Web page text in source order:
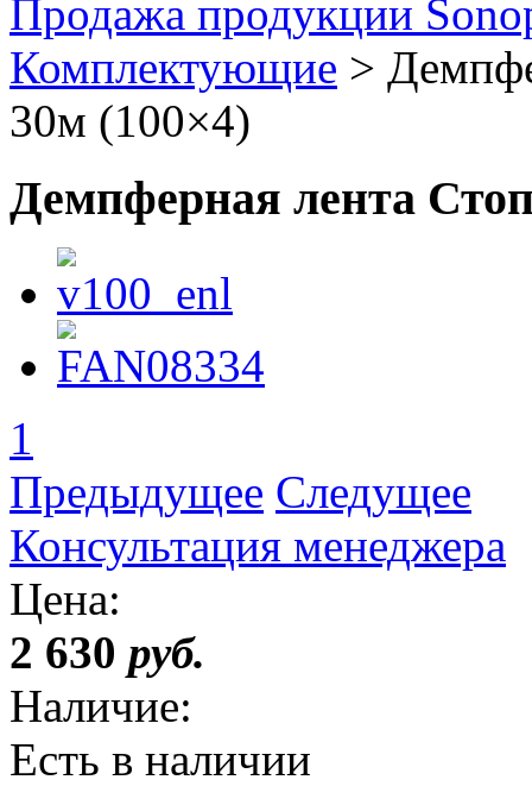
Продажа продукции
Комплектующие >
30м (100×4)
Демпферная лента
1
Предыдущее Следущее
Консультация менеджера
Цена:
2 630 руб.
Наличие:
Есть в наличии